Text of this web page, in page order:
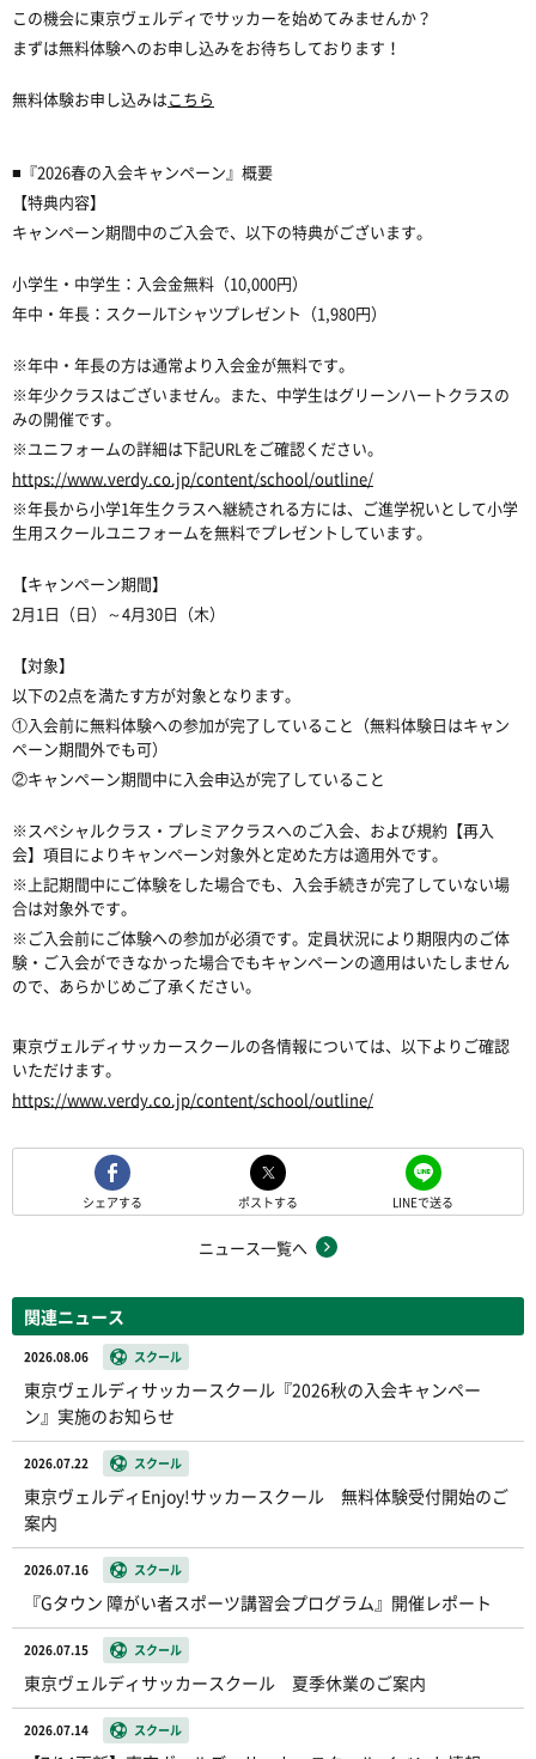
この機会に東京ヴェルディでサッカーを始めてみませんか？
まずは無料体験へのお申し込みをお待ちしております！
無料体験お申し込みはこちら
■『2026春の入会キャンペーン』概要
【特典内容】
キャンペーン期間中のご入会で、以下の特典がございます。
小学生・中学生：入会金無料（10,000円）
年中・年長：スクールTシャツプレゼント（1,980円）
※年中・年長の方は通常より入会金が無料です。
※年少クラスはございません。また、中学生はグリーンハートクラスの
みの開催です。
※ユニフォームの詳細は下記URLをご確認ください。
https://www.verdy.co.jp/content/school/outline/
※年長から小学1年生クラスへ継続される方には、ご進学祝いとして小学
生用スクールユニフォームを無料でプレゼントしています。
【キャンペーン期間】
2月1日（日）～4月30日（木）
【対象】
以下の2点を満たす方が対象となります。
①入会前に無料体験への参加が完了していること（無料体験日はキャン
ペーン期間外でも可）
②キャンペーン期間中に入会申込が完了していること
※スペシャルクラス・プレミアクラスへのご入会、および規約【再入
会】項目によりキャンペーン対象外と定めた方は適用外です。
※上記期間中にご体験をした場合でも、入会手続きが完了していない場
合は対象外です。
※ご入会前にご体験への参加が必須です。定員状況により期限内のご体
験・ご入会ができなかった場合でもキャンペーンの適用はいたしません
ので、あらかじめご了承ください。
東京ヴェルディサッカースクールの各情報については、以下よりご確認
いただけます。
https://www.verdy.co.jp/content/school/outline/
シェアする ポストする LINEで送る
ニュース一覧へ
関連ニュース
2026.08.06 スクール
東京ヴェルディサッカースクール『2026秋の入会キャンペー
ン』実施のお知らせ
2026.07.22 スクール
東京ヴェルディEnjoy!サッカースクール 無料体験受付開始のご
案内
2026.07.16 スクール
『Gタウン 障がい者スポーツ講習会プログラム』開催レポート
2026.07.15 スクール
東京ヴェルディサッカースクール 夏季休業のご案内
2026.07.14 スクール